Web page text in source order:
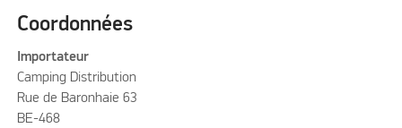
Coordonnées
Importateur
Camping Distribution
Rue de Baronhaie 63
BE-468